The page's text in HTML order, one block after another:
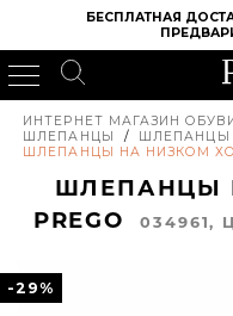
БЕСПЛАТНАЯ
ИНТЕРНЕТ МАГАЗИН ОБУВИ
ШЛЕПАНЦЫ
/ ШЛЕПАНЦЫ
ШЛЕПАНЦЫ НА НИЗКОМ
ШЛЕПАНЦЫ
PREGO034961,
-29%